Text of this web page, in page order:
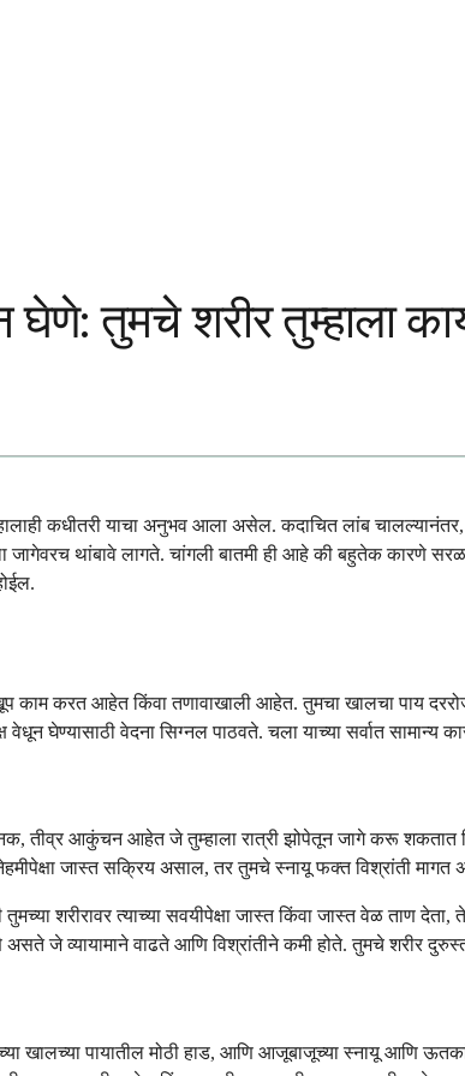
घेणे: तुमचे शरीर तुम्हाला
कधीतरी याचा अनुभव आला असेल. कदाचित लांब चालल्यानंतर,
जागेवरच थांबावे लागते. चांगली बातमी ही आहे की बहुतेक
खूप काम करत आहेत किंवा तणावाखाली आहेत. तुमचा खालचा पाय
वेधून घेण्यासाठी वेदना सिग्नल पाठवते. चला याच्या सर्वात
तीव्र आकुंचन आहेत जे तुम्हाला रात्री झोपेतून जागे करू शकतात
जास्त सक्रिय असाल, तर तुमचे स्नायू फक्त विश्रांती मागत
शरीरावर त्याच्या सवयीपेक्षा जास्त किंवा जास्त वेळ ताण
जे व्यायामाने वाढते आणि विश्रांतीने कमी होते. तुमचे शरीर
खालच्या पायातील मोठी हाड, आणि आजूबाजूच्या स्नायू आणि